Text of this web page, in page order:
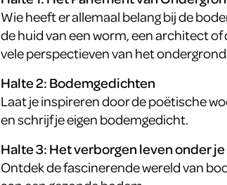
Wie heeft er allemaal belang bij de
de huid van een worm, een architect
vele perspectieven van het
Halte 2: Bodemgedichten
Laat je inspireren door de poëtische
en schrijf je eigen bodemgedicht.
Halte 3: Het verborgen leven onder
Ontdek de fascinerende wereld van